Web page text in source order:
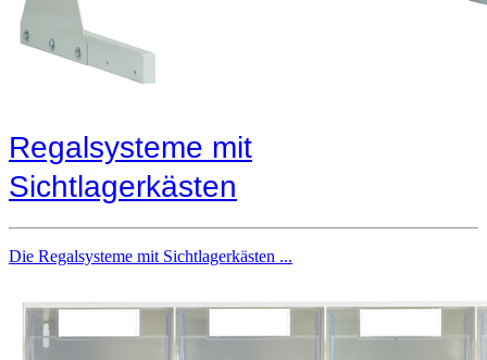
Regalsysteme mit
Sichtlagerkästen
Die Regalsysteme mit Sichtlagerkästen ...